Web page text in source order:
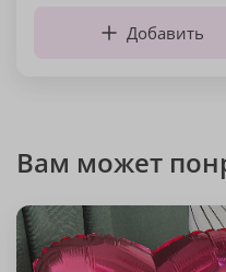
Добавить
Вам может